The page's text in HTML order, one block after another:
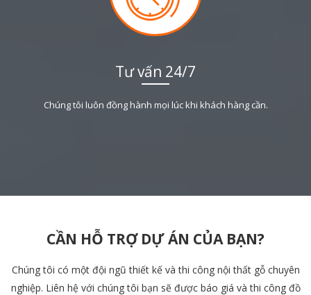
Tư vấn 24/7
Chúng tôi luôn đồng hành mọi lúc khi khách hàng cần.
CẦN HỖ TRỢ DỰ ÁN CỦA BẠN?
Chúng tôi có một đội ngũ thiết kế và thi công nội thất gỗ chuyên
nghiệp. Liên hệ với chúng tôi bạn sẽ được báo giá và thi công đồ